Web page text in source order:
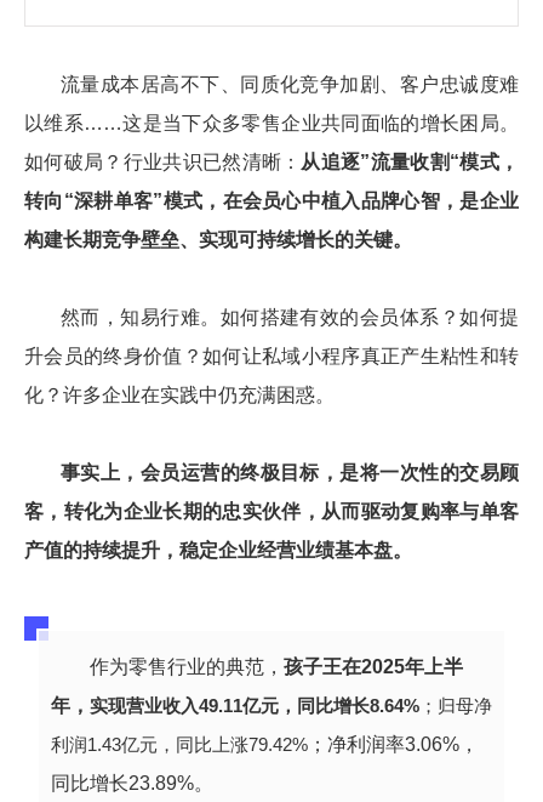
流量成本居高不下、同质化竞争加剧、客户忠诚度难
以维系……这是当下众多零售企业共同面临的增长困局。
如何破局？行业共识已然清晰： 从追逐”流量收割“模式，
转向“深耕单客”模式，在会员心中植入品牌心智，是企业
构建长期竞争壁垒、实现可持续增长的关键。
然而，知易行难。如何搭建有效的会员体系？如何提
升会员的终身价值？如何让私域小程序真正产生粘性和转
化？许多企业在实践中仍充满困惑。
事实上，会员运营的终极目标，是将一次性的交易顾
客，转化为企业长期的忠实伙伴，从而驱动复购率与单客
产值的持续提升，稳定企业经营业绩基本盘。
作为零售行业的典范， 孩子王在2025年上半
年， 实现营业收入49.11亿元，同比增长8.64% ； 归母净
利润1.43亿元，同比上涨79.42% ； 净利润率3.06%，
同比增长23.89%。